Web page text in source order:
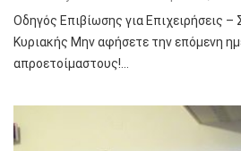
Οδηγός Επιβίωσης για Επιχειρήσεις
Κυριακής Μην αφήσετε την επόμενη
απροετοίμαστους!…